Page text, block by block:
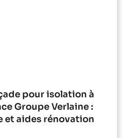
pour isolation à
Groupe Verlaine :
et aides rénovation